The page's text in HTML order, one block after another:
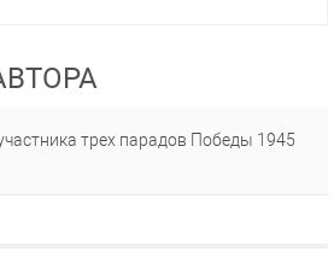
трех парадов Победы 1945